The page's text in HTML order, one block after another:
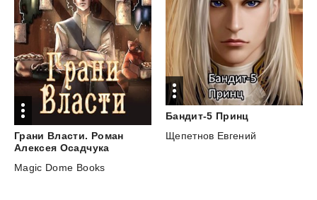
Грани Власти. Роман
Алексея Осадчука
Magic Dome Books
Бандит-5 Принц
Щепетнов Евгений